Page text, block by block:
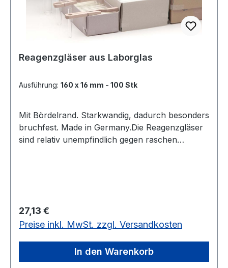
Reagenzgläser aus Laborglas
Ausführung: 160 x 16 mm - 100 Stk
Mit Bördelrand. Starkwandig, dadurch besonders
bruchfest. Made in Germany.Die Reagenzgläser
sind relativ unempfindlich gegen raschen
Höhe 20 mm - Wandstärke: 0,8 mm180 x 18 mm
- 100 Stück - 21/16 mm - Höhe 25 mm -
bitte extra bestellen. Diese finden Sie unter
Laborhilfsmitteln.verschiedene Ausführungen
Regulärer Preis:
27,13 €
Preise inkl. MwSt. zzgl. Versandkosten
In den Warenkorb